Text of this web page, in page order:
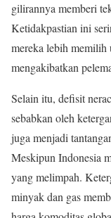
gilirannya memberi
Ketidakpastian ini
mereka lebih memilih
mengakibatkan
Selain itu, defisit
sebabkan oleh
juga menjadi
Meskipun Indonesia
yang melimpah.
minyak dan gas